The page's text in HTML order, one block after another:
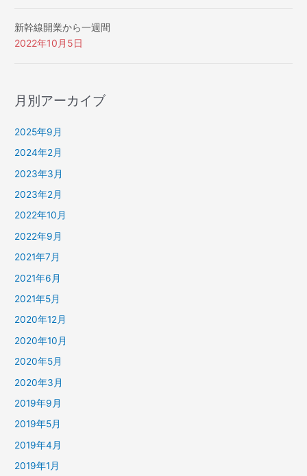
新幹線開業から一週間
2022年10月5日
月別アーカイブ
2025年9月
2024年2月
2023年3月
2023年2月
2022年10月
2022年9月
2021年7月
2021年6月
2021年5月
2020年12月
2020年10月
2020年5月
2020年3月
2019年9月
2019年5月
2019年4月
2019年1月